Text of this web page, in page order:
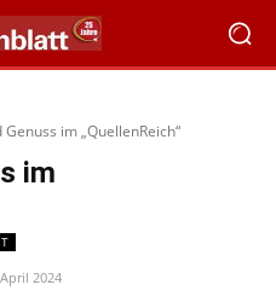
im „QuellenReich“
im
2024